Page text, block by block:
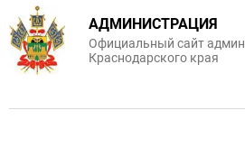
АДМИНИСТРАЦИЯ
Официальный сайт
Краснодарского края